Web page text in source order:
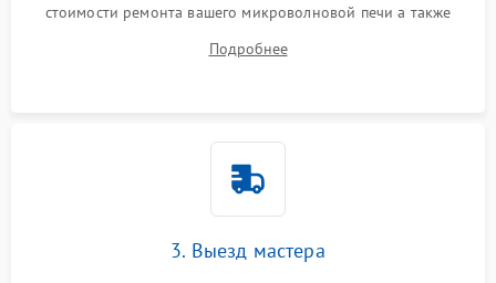
стоимости ремонта вашего микроволновой печи а также
Подробнее
3. Выезд мастера